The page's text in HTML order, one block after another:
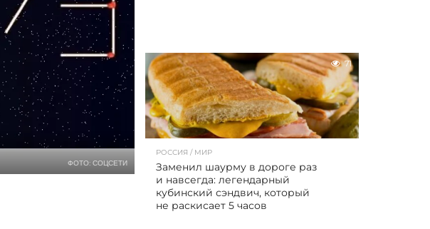
ФОТО: СОЦСЕТИ
71
РОССИЯ / МИР
Заменил шаурму в дороге раз
и навсегда: легендарный
кубинский сэндвич, который
не раскисает 5 часов